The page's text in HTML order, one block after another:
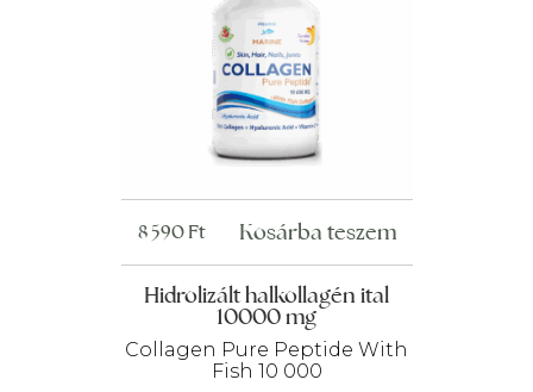
Hidrolizált halkollagén ital
10000 mg
Collagen Pure Peptide With
Fish 10 000
8 590Ft Kosárba teszem